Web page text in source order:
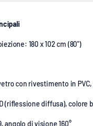
180 x 102 cm (80")
con rivestimento in PVC,
(riflessione diffusa), colore
angolo di visione 160°